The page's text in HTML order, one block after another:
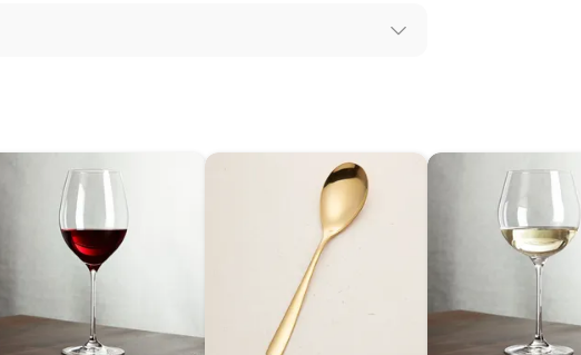
lavavajillas,Duradero
diferentes, otras con restricciones y algunas
tienen:
productos para asfalto, hormigón, albañilería.
productos para asfalto.
tecnología, línea blanca, colchones, muebles,